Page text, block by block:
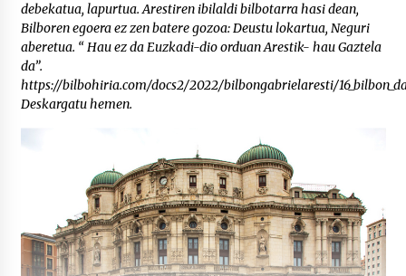
debekatua, lapurtua. Arestiren ibilaldi bilbotarra hasi dean,
Bilboren egoera ez zen batere gozoa: Deustu lokartua, Neguri
aberetua. “ Hau ez da Euzkadi-dio orduan Arestik- hau Gaztela
da”.
https://bilbohiria.com/docs2/2022/bilbongabrielaresti/
Deskargatu hemen.